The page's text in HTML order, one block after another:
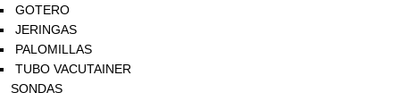
GOTERO
JERINGAS
PALOMILLAS
TUBO VACUTAINER
SONDAS